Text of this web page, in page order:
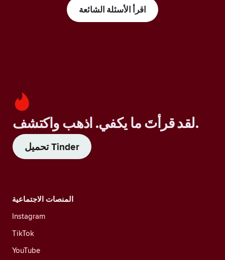
اقرأ الأسئلة الشائعة
لقد قرأتَ ما يكفي. اذهب واكتشف.
تحميل Tinder
المنصات الاجتماعية
Instagram
TikTok
YouTube